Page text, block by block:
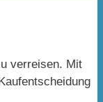
verreisen. Mit